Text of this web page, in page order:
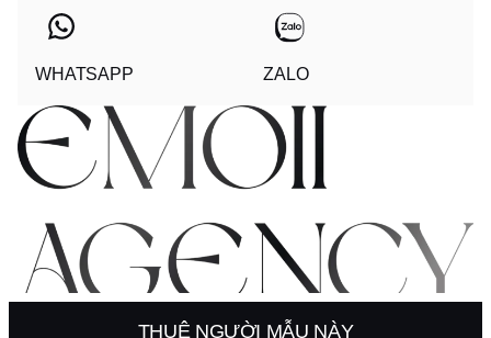
THUÊ NGƯỜI MẪU NÀY
WHATSAPP ZALO
© 2025 - EMOII AGENCY COMPANY LIMITED